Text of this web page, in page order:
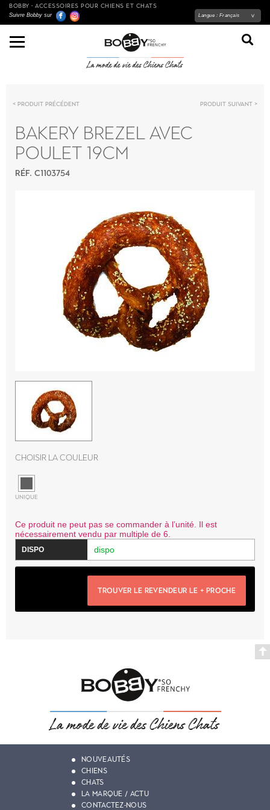
BOBBY - ACCESSOIRES POUR CHIENS ET CHATS
Suivre Bobby sur Langue : Français
Produit précédent Produit suivant
BAKERY BREZEL AVEC
POULET 19CM
RÉF. C1103754
Choisir la couleur
UNIQUE
Ce produit ne peut pas se commander à l’unité. Il est
nécessairement vendu par multiple de 6.
dispo
TROUVER LE REVENDEUR LE + PROCHE
NOUVEAUTÉS
CHIENS
CHATS
LA MARQUE / ACTU
CONTACTEZ-NOUS